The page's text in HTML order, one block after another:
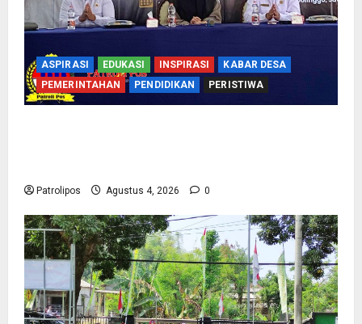
ASPIRASI EDUKASI INSPIRASI
KABAR DESA
PEMERINTAHAN
PENDIDIKAN PERISTIWA
Patrolipos Agustus 4, 2026 0